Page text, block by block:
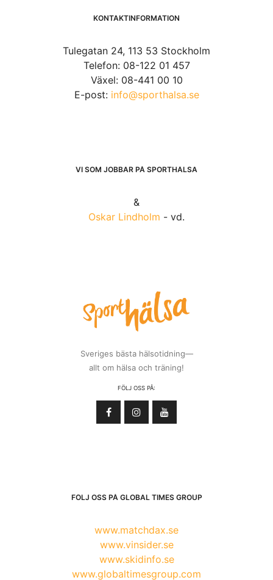
KONTAKTINFORMATION
Tulegatan 24, 113 53 Stockholm
Telefon: 08-122 01 457
Växel: 08-441 00 10
E-post: info@sporthalsa.se
VI SOM JOBBAR PÅ SPORTHÄLSA
&
Oskar Lindholm - vd.
Sveriges bästa hälsotidning—
allt om hälsa och träning!
FÖLJ OSS PÅ:
FÖLJ OSS PÅ GLOBAL TIMES GROUP
www.matchdax.se
www.vinsider.se
www.skidinfo.se
www.globaltimesgroup.com